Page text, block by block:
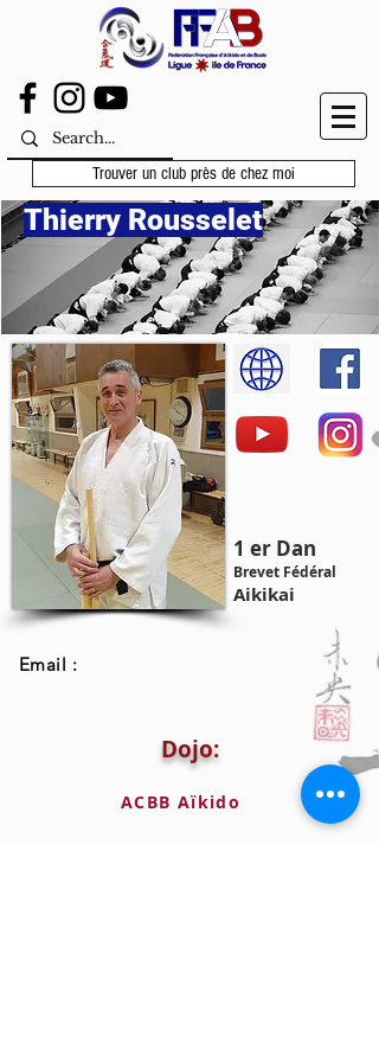
Trouver un club près de chez moi
Thierry Rousselet
1 er Dan
Brevet Fédéral
Aikikai
Email :
Dojo:
ACBB Aïkido